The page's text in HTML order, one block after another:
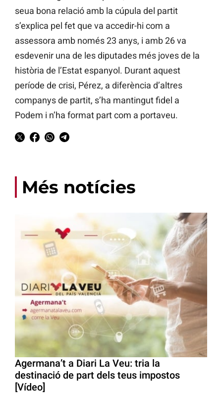
seua bona relació amb la cúpula del partit
s’explica pel fet que va accedir-hi com a
assessora amb només 23 anys, i amb 26 va
esdevenir una de les diputades més joves de la
història de l’Estat espanyol. Durant aquest
període de crisi, Pérez, a diferència d’altres
companys de partit, s’ha mantingut fidel a
Podem i n’ha format part com a portaveu.
Més notícies
Agermana’t a Diari La Veu: tria la
destinació de part dels teus impostos
[Vídeo]